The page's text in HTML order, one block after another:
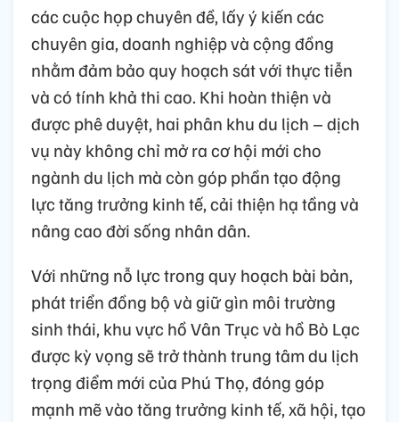
các cuộc họp chuyên đề, lấy ý kiến các
chuyên gia, doanh nghiệp và cộng đồng
nhằm đảm bảo quy hoạch sát với thực tiễn
và có tính khả thi cao. Khi hoàn thiện và
được phê duyệt, hai phân khu du lịch – dịch
vụ này không chỉ mở ra cơ hội mới cho
ngành du lịch mà còn góp phần tạo động
lực tăng trưởng kinh tế, cải thiện hạ tầng và
nâng cao đời sống nhân dân.
Với những nỗ lực trong quy hoạch bài bản,
phát triển đồng bộ và giữ gìn môi trường
sinh thái, khu vực hồ Vân Trục và hồ Bò Lạc
được kỳ vọng sẽ trở thành trung tâm du lịch
trọng điểm mới của Phú Thọ, đóng góp
mạnh mẽ vào tăng trưởng kinh tế, xã hội, tạo